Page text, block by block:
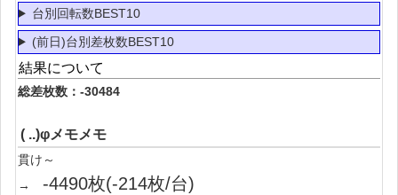
台別回転数BEST10
(前日)台別差枚数BEST10
結果について
総差枚数：-30484
( ..)φメモメモ
貫け～
→ -4490枚(-214枚/台)